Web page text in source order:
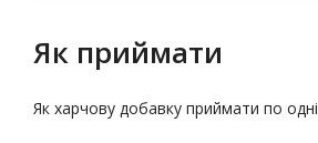
Як приймати
Як харчову добавку приймати по